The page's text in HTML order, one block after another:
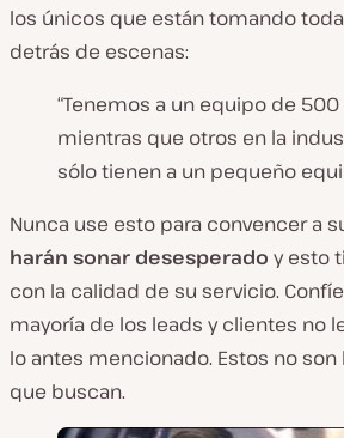
los únicos que están tomando
detrás de escenas:
“Tenemos a un equipo de
mientras que otros en la
sólo tienen a un pequeño
Nunca use esto para convencer a
harán sonar desesperado y esto
con la calidad de su servicio.
mayoría de los leads y clientes no
lo antes mencionado. Estos no
que buscan.